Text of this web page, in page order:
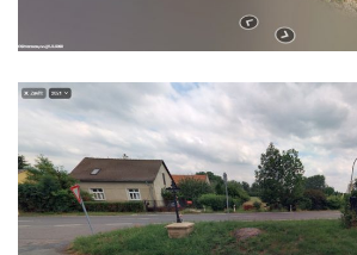
Kříž u polní cesty severozápadně od Kozel
Centrální kříž hřbitova v Kozlech
Kříž východně od Oparna u cesty na Lovoš
Pamětní kříž na Lovoši
Kříž na rozcestí u domu čp. 49 ve Svojkově